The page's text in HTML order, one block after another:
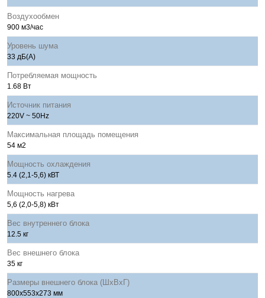
Воздухообмен
900 м3/час
Уровень шума
33 дБ(А)
Потребляемая мощность
1.68 Вт
Источник питания
220V ~ 50Hz
Максимальная площадь помещения
54 м2
Мощность охлаждения
5.4 (2,1-5,6) кВТ
Мощность нагрева
5,6 (2,0-5,8) кВт
Вес внутреннего блока
12.5 кг
Вес внешнего блока
35 кг
Размеры внешнего блока (ШхВхГ)
800x553x273 мм